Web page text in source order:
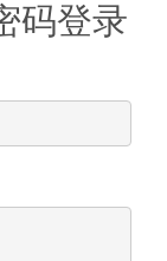
码登录